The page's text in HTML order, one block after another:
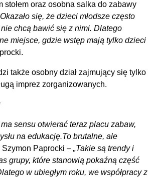
stołem oraz osobna salka do zabawy
Okazało się, że dzieci młodsze często
chcą bawić się z nimi. Dlatego
miejsce, gdzie wstęp mają tylko dzieci
także osobny dział zajmujący się tylko
imprez zorganizowanych.
sensu otwierać teraz placu zabaw,
na edukację.To brutalne, ale
Paprocki – „Takie są trendy i
grupy, które stanowią pokaźną część
w ubiegłym roku, we współpracy z